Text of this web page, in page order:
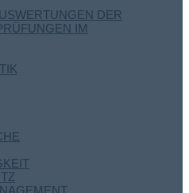
DER
IM